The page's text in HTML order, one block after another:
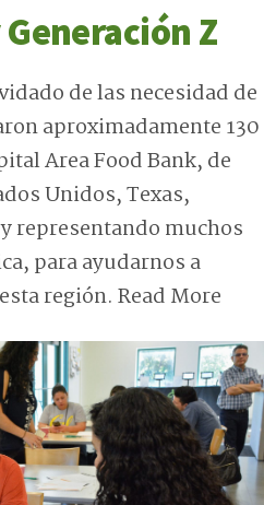
Generación Z
de las necesidad de
aproximadamente 130
Area Food Bank, de
Unidos, Texas,
representando muchos
para ayudarnos a
región. Read More